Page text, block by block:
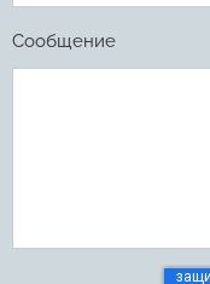
Сообщение